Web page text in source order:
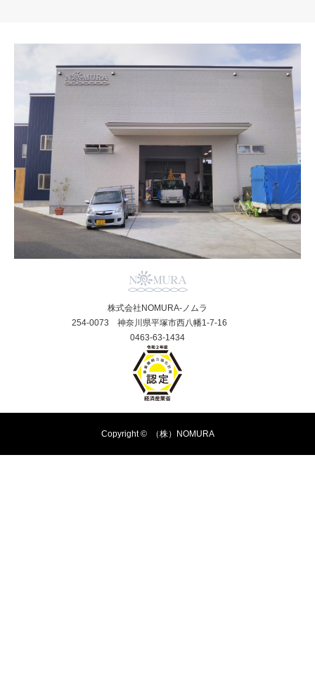
株式会社NOMURA-ノムラ
254-0073 神奈川県平塚市西八幡1-7-16
0463-63-1434
Copyright © （株）NOMURA